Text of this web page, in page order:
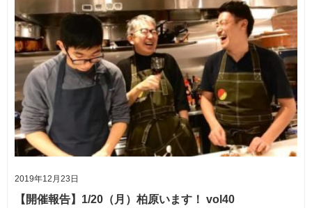
2019年12月23日
【開催報告】1/20（月）柏原います！ vol40